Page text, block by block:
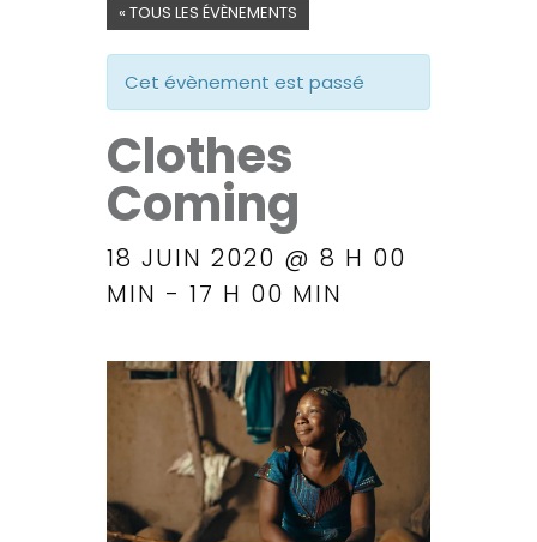
« TOUS LES ÉVÈNEMENTS
Cet évènement est passé
Clothes
Coming
18 JUIN 2020 @ 8 H 00
MIN - 17 H 00 MIN